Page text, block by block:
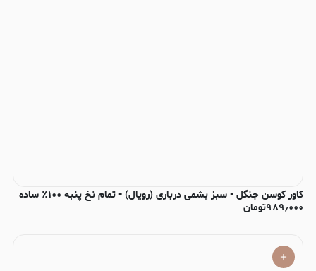
کاور کوسن جنگل - سبز یشمی درباری (رویال) - تمام نخ پنبه ۱۰۰٪ ساده
۹۸۹٫۰۰۰تومان